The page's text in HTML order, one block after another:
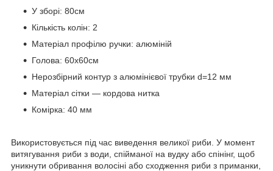
У зборі: 80см
Кількість колін: 2
Матеріал профілю ручки: алюміній
Голова: 60х60см
Нерозбірний контур з алюмінієвої трубки d=12 мм
Матеріал сітки — кордова нитка
Комірка: 40 мм
Використовується під час виведення великої риби. У момент
витягування риби з води, спійманої на вудку або спінінг, щоб
уникнути обривання волосіні або сходження риби з приманки,